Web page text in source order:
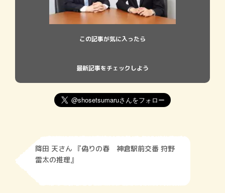
この記事が気に入ったら
最新記事をチェックしよう
降田 天さん 『偽りの春 神倉駅前交番 狩野
雷太の推理』